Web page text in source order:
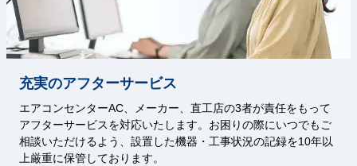
充実のアフターサービス
エアコンセンターAC、メーカー、直工店の3者が責任をもって
アフターサービスを対応いたします。お困りの際にいつでもご
相談いただけるよう、設置した機器・工事状況の記録を10年以
上厳重に保管しております。